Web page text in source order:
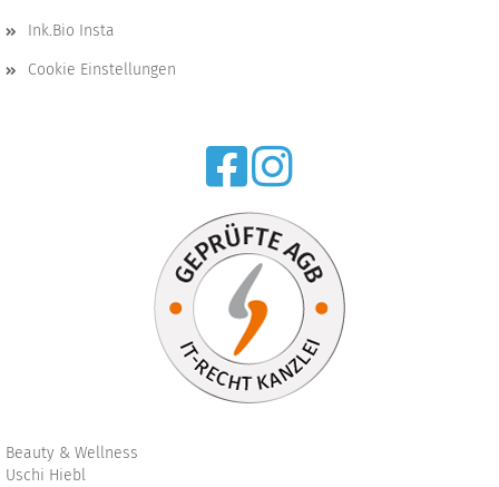
Ink.Bio Insta
Cookie Einstellungen
Beauty & Wellness
Uschi Hiebl